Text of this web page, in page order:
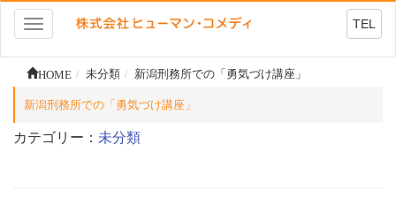
Toggle
navigation
TEL
HOME 未分類 新潟刑務所での「勇気づけ講座」
新潟刑務所での「勇気づけ講座」
カテゴリー： 未分類